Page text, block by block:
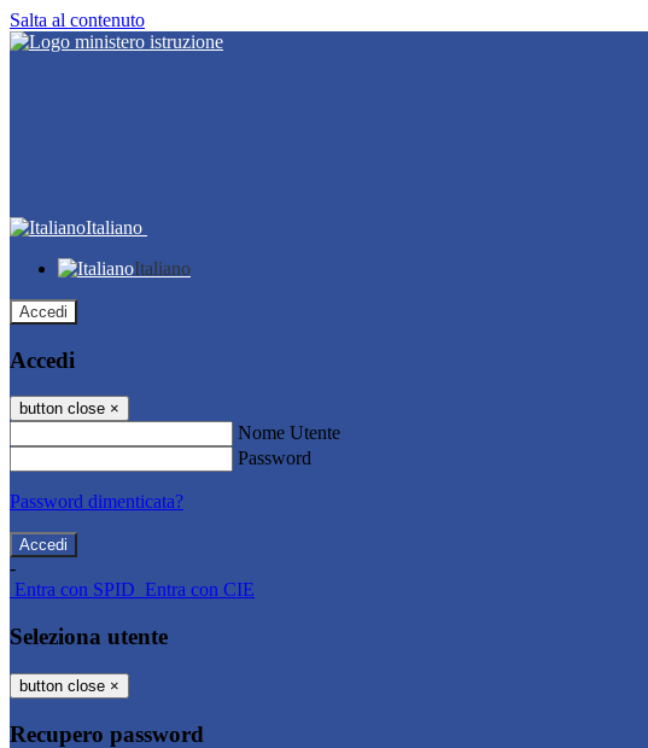
Salta al contenuto
Italiano
Italiano
Accedi
Accedi
button close ×
Nome Utente
Password
Password dimenticata?
-
Entra con SPID Entra con CIE
Seleziona utente
button close ×
Recupero password